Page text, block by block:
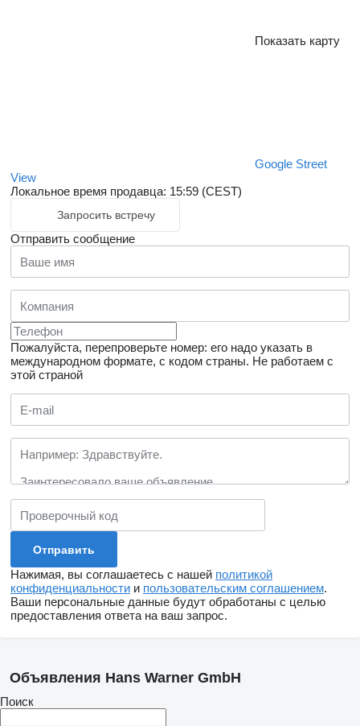
Показать карту
Google Street
View
Локальное время продавца: 15:59 (CEST)
Запросить встречу
Отправить сообщение
Пожалуйста, перепроверьте номер: его надо указать в
международном формате, с кодом страны. Не работаем с
этой страной
Нажимая, вы соглашаетесь с нашей политикой
конфиденциальности и пользовательским соглашением.
Ваши персональные данные будут обработаны с целью
предоставления ответа на ваш запрос.
Объявления Hans Warner GmbH
Поиск